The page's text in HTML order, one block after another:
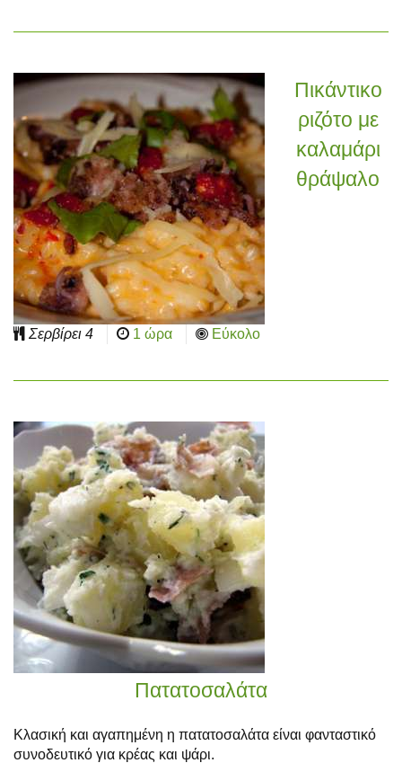
Πικάντικο
ριζότο με
καλαμάρι
θράψαλο
Σερβίρει 4 1 ώρα Εύκολο
Πατατοσαλάτα
Κλασική και αγαπημένη η πατατοσαλάτα είναι φανταστικό
συνοδευτικό για κρέας και ψάρι.